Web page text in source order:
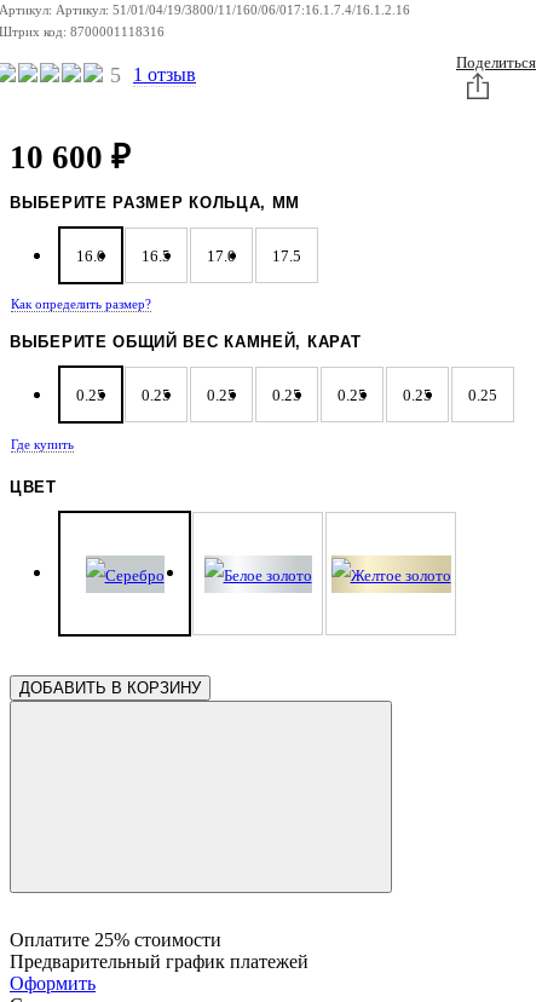
Артикул: Артикул: 51/01/04/19/3800/11/160/06/017:16.1.7.4/16.1.2.16
Штрих код: 8700001118316
5 1 отзыв
Поделиться
10 600 ₽
ВЫБЕРИТЕ РАЗМЕР КОЛЬЦА, ММ
16.0 16.5 17.0 17.5
Как определить размер?
ВЫБЕРИТЕ ОБЩИЙ ВЕС КАМНЕЙ, КАРАТ
0.25 0.25 0.25 0.25 0.25 0.25 0.25
0.22 0.22 0.22 0.22 0.22 0.22
Где купить
ЦВЕТ
ДОБАВИТЬ В КОРЗИНУ
Оплатите 25% стоимости
Предварительный график платежей
Оформить